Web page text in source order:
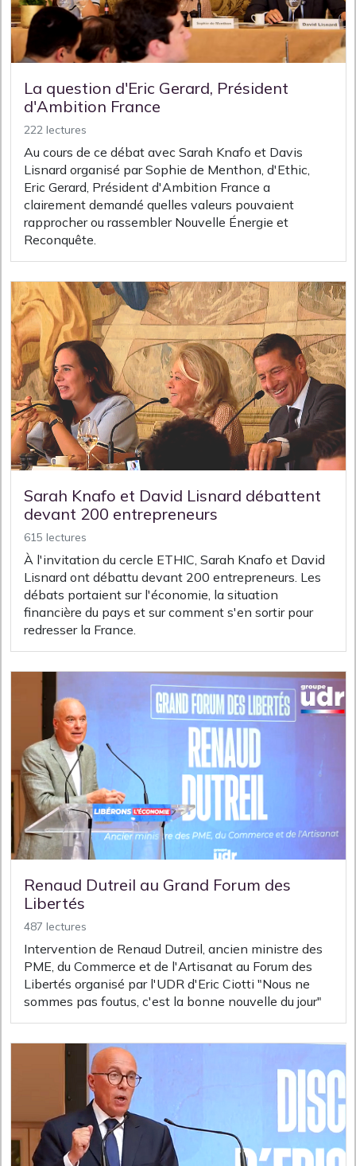
La question d'Eric Gerard, Président
d'Ambition France
222 lectures
Au cours de ce débat avec Sarah Knafo et Davis
Lisnard organisé par Sophie de Menthon, d'Ethic,
Eric Gerard, Président d'Ambition France a
clairement demandé quelles valeurs pouvaient
rapprocher ou rassembler Nouvelle Énergie et
Reconquête.
Sarah Knafo et David Lisnard débattent
devant 200 entrepreneurs
615 lectures
À l'invitation du cercle ETHIC, Sarah Knafo et David
Lisnard ont débattu devant 200 entrepreneurs. Les
débats portaient sur l'économie, la situation
financière du pays et sur comment s'en sortir pour
redresser la France.
Renaud Dutreil au Grand Forum des
Libertés
487 lectures
Intervention de Renaud Dutreil, ancien ministre des
PME, du Commerce et de l'Artisanat au Forum des
Libertés organisé par l'UDR d'Eric Ciotti "Nous ne
sommes pas foutus, c'est la bonne nouvelle du jour"